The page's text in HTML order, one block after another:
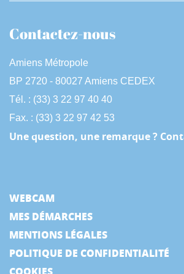
Contactez-nous
Amiens Métropole
BP 2720 - 80027 Amiens CEDEX
Tél. : (33) 3 22 97 40 40
Fax. : (33) 3 22 97 42 53
Une question, une remarque ?
WEBCAM
MES DÉMARCHES
MENTIONS LÉGALES
POLITIQUE DE CONFIDENTIALITÉ
COOKIES